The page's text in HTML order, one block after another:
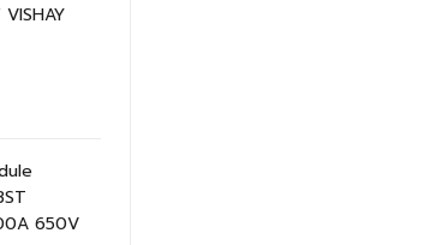
650V